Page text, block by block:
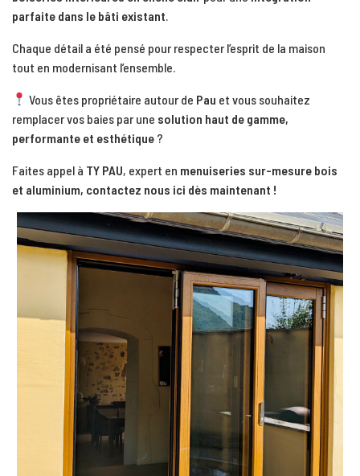
parfaite dans le bâti existant
Chaque détail a été pensé pour respecter l’esprit de la maison
tout en modernisant l’ensemble.
Vous êtes propriétaire autour de Pau et vous souhaitez
remplacer vos baies par une solution haut de gamme,
performante et esthétique ?
Faites appel à TY PAU, expert en menuiseries sur-mesure bois
et aluminium, contactez nous ici dès maintenant !